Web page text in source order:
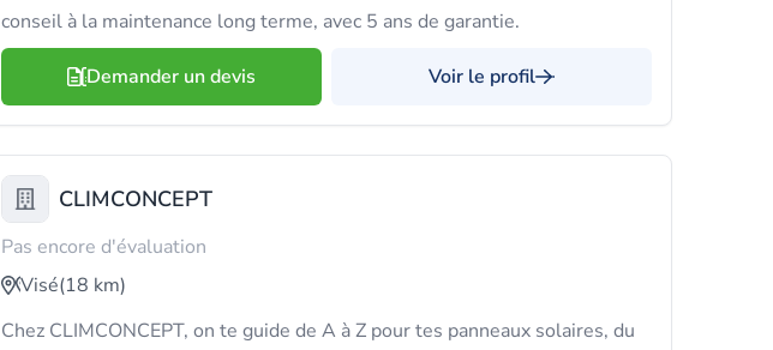
conseil à la maintenance long terme, avec 5 ans de garantie.
Demander un devis Voir le profil
CLIMCONCEPT
Pas encore d'évaluation
Visé(18 km)
Chez CLIMCONCEPT, on te guide de A à Z pour tes panneaux solaires, du